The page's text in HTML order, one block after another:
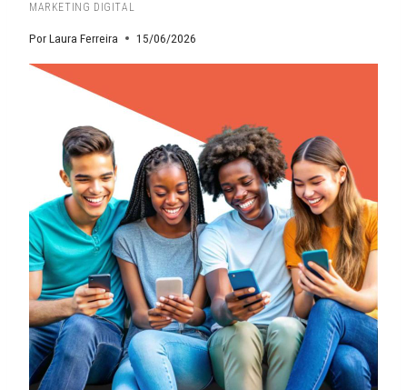
MARKETING DIGITAL
PorLaura Ferreira 15/06/2026